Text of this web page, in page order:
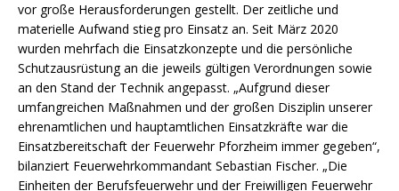
vor große Herausforderungen gestellt. Der zeitliche und
materielle Aufwand stieg pro Einsatz an. Seit März 2020
wurden mehrfach die Einsatzkonzepte und die persönliche
Schutzausrüstung an die jeweils gültigen Verordnungen sowie
an den Stand der Technik angepasst. „Aufgrund dieser
umfangreichen Maßnahmen und der großen Disziplin unserer
ehrenamtlichen und hauptamtlichen Einsatzkräfte war die
Einsatzbereitschaft der Feuerwehr Pforzheim immer gegeben“,
bilanziert Feuerwehrkommandant Sebastian Fischer. „Die
Einheiten der Berufsfeuerwehr und der Freiwilligen Feuerwehr